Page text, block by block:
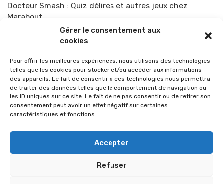
Gérer le consentement aux
cookies
Pour offrir les meilleures expériences, nous utilisons des technologies
telles que les cookies pour stocker et/ou accéder aux informations
des appareils. Le fait de consentir à ces technologies nous permettra
de traiter des données telles que le comportement de navigation ou
les ID uniques sur ce site. Le fait de ne pas consentir ou de retirer son
consentement peut avoir un effet négatif sur certaines
caractéristiques et fonctions.
Accepter
Refuser
Docteur Smash : Quiz délires et autres jeux chez
Marabout
TOP-PARENTS 27 juillet 2011